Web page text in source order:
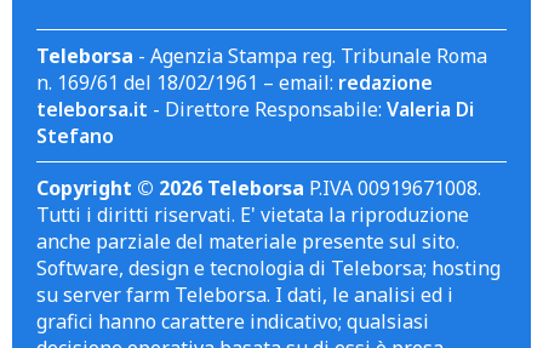
Teleborsa - Agenzia Stampa reg. Tribunale Roma
n. 169/61 del 18/02/1961 – email: redazione
teleborsa.it - Direttore Responsabile: Valeria Di
Stefano
Copyright © 2026 Teleborsa P.IVA 00919671008.
Tutti i diritti riservati. E' vietata la riproduzione
anche parziale del materiale presente sul sito.
Software, design e tecnologia di Teleborsa; hosting
su server farm Teleborsa. I dati, le analisi ed i
grafici hanno carattere indicativo; qualsiasi